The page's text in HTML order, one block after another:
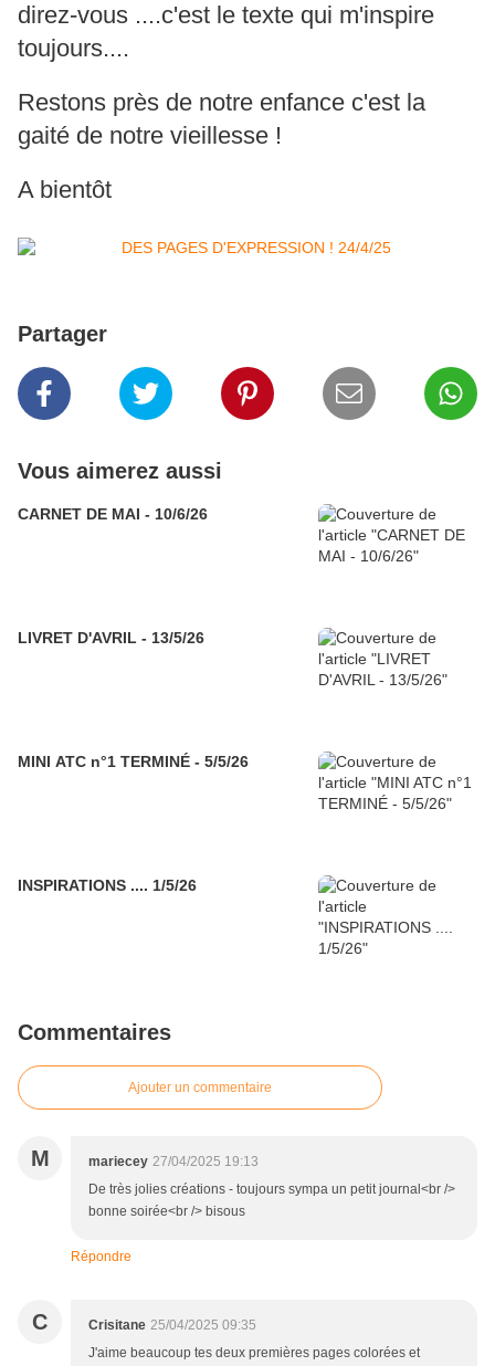
direz-vous ....c'est le texte qui m'inspire
toujours....
Restons près de notre enfance c'est la
gaité de notre vieillesse !
A bientôt
Partager
Vous aimerez aussi
CARNET DE MAI - 10/6/26
LIVRET D'AVRIL - 13/5/26
MINI ATC n°1 TERMINÉ - 5/5/26
INSPIRATIONS .... 1/5/26
Commentaires
Ajouter un commentaire
M mariecey 27/04/2025 19:13
De très jolies créations - toujours sympa un petit journal<br />
bonne soirée<br /> bisous
Répondre
C Crisitane 25/04/2025 09:35
J'aime beaucoup tes deux premières pages colorées et